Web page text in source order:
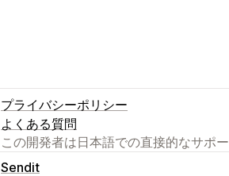
プライバシーポリシー
よくある質問
この開発者は日本語での直接的なサポ
Sendit